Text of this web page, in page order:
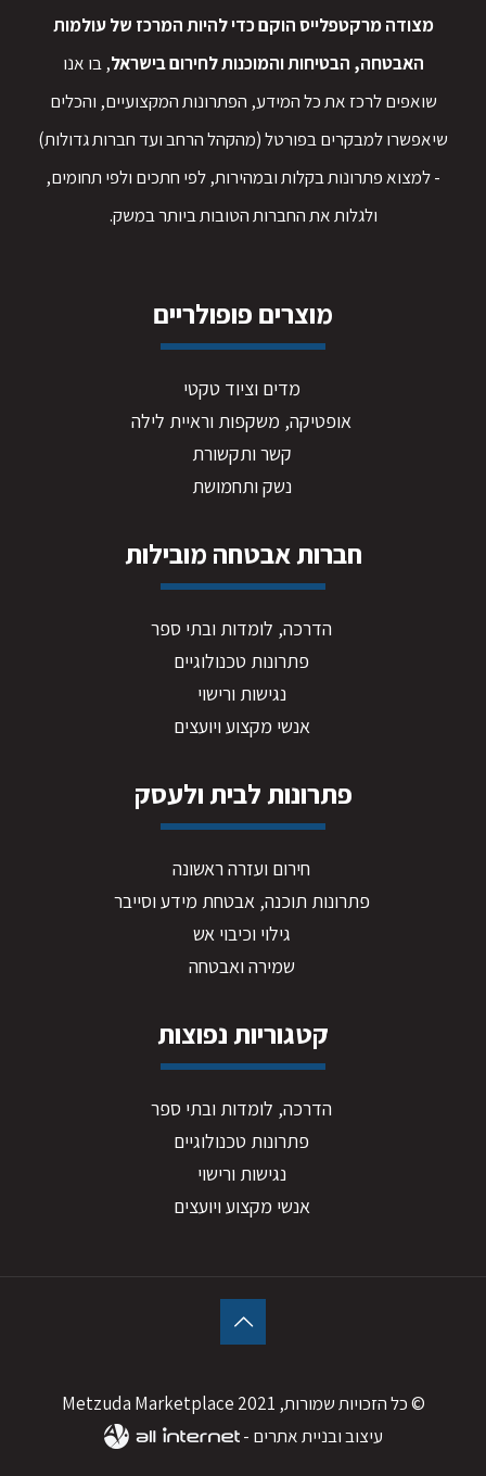
מצודה מרקטפלייס הוקם כדי להיות המרכז של עולמות
האבטחה, הבטיחות והמוכנות לחירום בישראל, בו אנו
שואפים לרכז את כל המידע, הפתרונות המקצועיים, והכלים
שיאפשרו למבקרים בפורטל (מהקהל הרחב ועד חברות גדולות)
- למצוא פתרונות בקלות ובמהירות, לפי חתכים ולפי תחומים,
ולגלות את החברות הטובות ביותר במשק.
מוצרים פופולריים
מדים וציוד טקטי
אופטיקה, משקפות וראיית לילה
קשר ותקשורת
נשק ותחמושת
חברות אבטחה מובילות
הדרכה, לומדות ובתי ספר
פתרונות טכנולוגיים
נגישות ורישוי
אנשי מקצוע ויועצים
פתרונות לבית ולעסק
חירום ועזרה ראשונה
פתרונות תוכנה, אבטחת מידע וסייבר
גילוי וכיבוי אש
שמירה ואבטחה
קטגוריות נפוצות
הדרכה, לומדות ובתי ספר
פתרונות טכנולוגיים
נגישות ורישוי
אנשי מקצוע ויועצים
© כל הזכויות שמורות, 2021 Metzuda Marketplace
עיצוב ובניית אתרים -